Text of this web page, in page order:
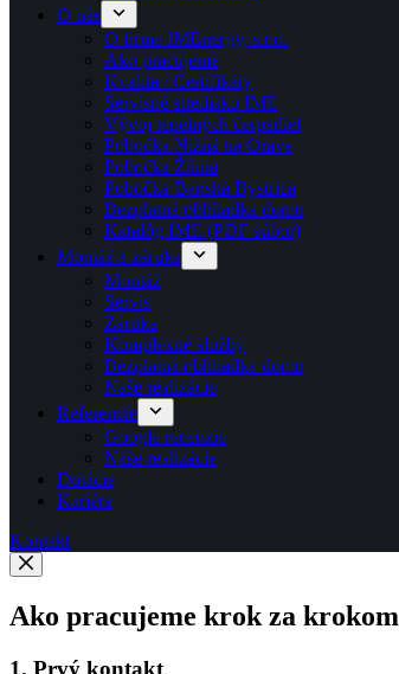
O nás
O firme IMEnergy, s.r.o.
Ako pracujeme
Kvalita / Certifikáty
Servisné stredisko IME
Vývoj tepelných čerpadiel
Pobočka Nižná na Orave
Pobočka Žilina
Pobočka Banská Bystrica
Bezplatná obhliadka domu
Katalóg IME (PDF súbor)
Montáž a záruka
Montáž
Servis
Záruka
Komplexné služby
Bezplatná obhliadka domu
Naše realizácie
Referencie
Google recenzie
Naše realizácie
Dotácie
Kariéra
Kontakt
Ako pracujeme krok za krokom
1. Prvý kontakt